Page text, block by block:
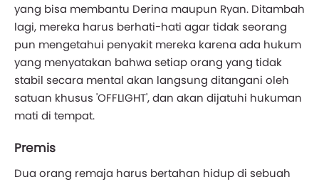
yang bisa membantu Derina maupun Ryan. Ditambah
lagi, mereka harus berhati-hati agar tidak seorang
pun mengetahui penyakit mereka karena ada hukum
yang menyatakan bahwa setiap orang yang tidak
stabil secara mental akan langsung ditangani oleh
satuan khusus 'OFFLIGHT', dan akan dijatuhi hukuman
mati di tempat.
Premis
Dua orang remaja harus bertahan hidup di sebuah